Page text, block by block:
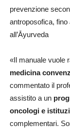
prevenzione
antroposofica, fino
all’Āyurveda
«Il manuale vuole
medicina
commentato il
assistito a un
oncologi e
complementari.